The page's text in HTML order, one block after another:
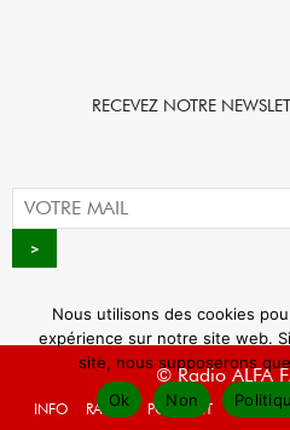
RECEVEZ NOTRE
© Radio ALFA
INFO RADIO PODCAST AGENDA
Nous utilisons des cookies
expérience sur notre site web.
site, nous supposerons
Ok
Non